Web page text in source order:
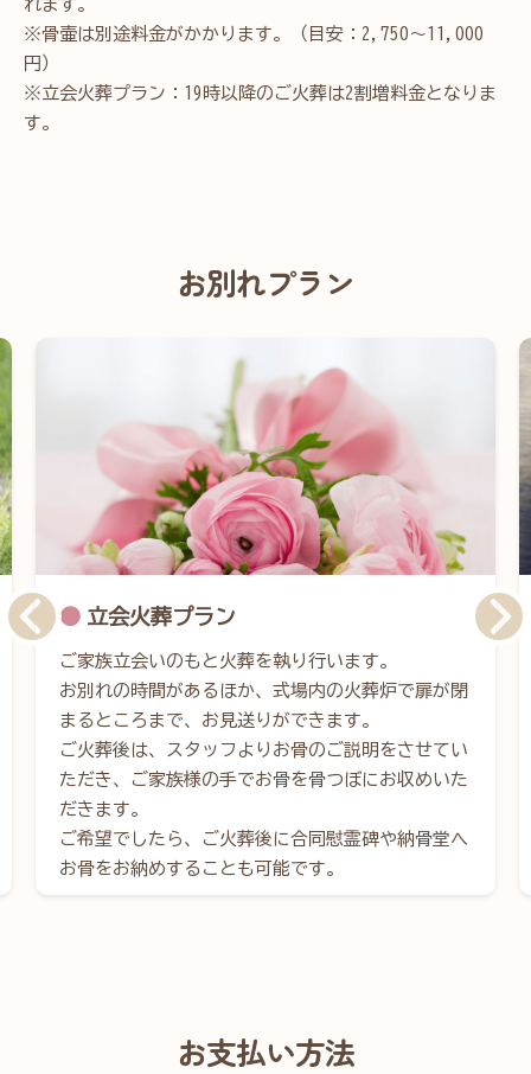
れます。
※骨壷は別途料金がかかります。（目安：2,750～11,000
円）
※立会火葬プラン：19時以降のご火葬は2割増料金となりま
す。
お別れプラン
立会火葬プラン
ご家族立会いのもと火葬を執り行います。
お別れの時間があるほか、式場内の火葬炉で扉が閉
まるところまで、お見送りができます。
ご火葬後は、スタッフよりお骨のご説明をさせてい
ただき、ご家族様の手でお骨を骨つぼにお収めいた
だきます。
ご希望でしたら、ご火葬後に合同慰霊碑や納骨堂へ
お骨をお納めすることも可能です。
お支払い方法